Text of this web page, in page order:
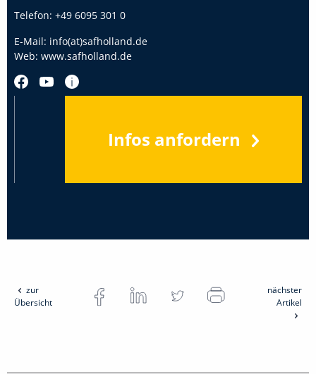
Telefon: +49 6095 301 0
E-Mail: info(at)safholland.de
Web: www.safholland.de
Infos anfordern
zur
Übersicht
nächster
Artikel